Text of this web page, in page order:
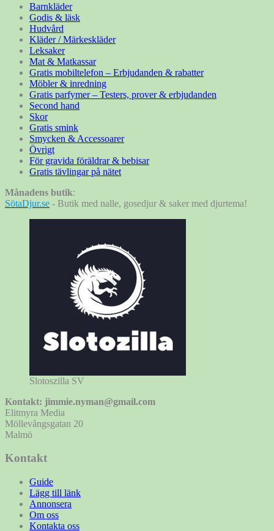
Barnkläder
Godis & läsk
Hudvård
Kläder / Märkeskläder
Leksaker
Mat & Matkassar
Gratis mobiltelefon – Erbjudanden & rabatter
Möbler & inredning
Gratis parfymer – Testers, prover & erbjudanden
Second hand
Skor
Gratis smink
Smycken & Accessoarer
Övrigt
För gravida föräldrar & bebisar
Gratis tävlingar på nätet
Månadens butik:
SötaDjur.se - Butik med nalle, gosedjur & saker med djurtema!
Slotoszilla SV
Kontakt: jimmie.nyman@gmail.com
Elitmyra Media
Möllevångsgatan 20
Malmö
Kontakt
Guide
Lägg till länk
Annonsera
Om oss
Kontakta oss